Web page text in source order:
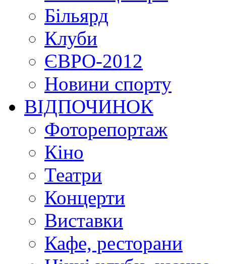
Більярд
Клуби
ЄВРО-2012
Новини спорту
ВІДПОЧИНОК
Фоторепортаж
Кіно
Театри
Концерти
Виставки
Кафе, ресторани